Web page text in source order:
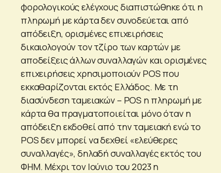
φορολογικούς ελέγχους διαπιστώθηκε ότι η
πληρωμή με κάρτα δεν συνοδεύεται από
απόδειξη, ορισμένες επιχειρήσεις
δικαιολογούν τον τζίρο των καρτών με
αποδείξεις άλλων συναλλαγών και ορισμένες
επιχειρήσεις χρησιμοποιούν POS που
εκκαθαρίζονται εκτός Ελλάδος. Με τη
διασύνδεση ταμειακών – POS η πληρωμή με
κάρτα θα πραγματοποιείται μόνο όταν η
απόδειξη εκδοθεί από την ταμειακή ενώ το
POS δεν μπορεί να δεχθεί «ελεύθερες
συναλλαγές», δηλαδή συναλλαγές εκτός του
ΦΗΜ. Μέχρι τον Ιούνιο του 2023 η